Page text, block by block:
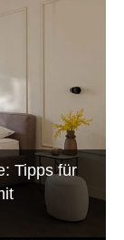
Tipps für